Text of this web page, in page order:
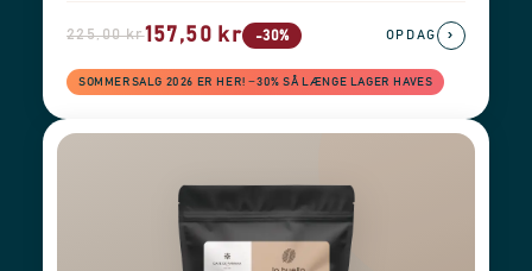
225,00 kr157,50 kr -30%
SOMMERSALG 2026 ER HER! −30% SÅ LÆNGE LAGER HAVES
OPDAG ›